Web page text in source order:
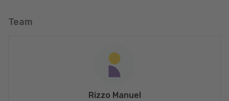
Team
Rizzo Manuel